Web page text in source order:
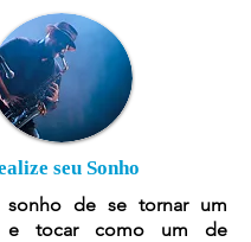
seu Sonho
sonho de se tornar um
e tocar como um de